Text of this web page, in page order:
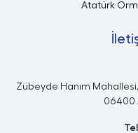
Atatürk
Zübeyde Hanım
06400